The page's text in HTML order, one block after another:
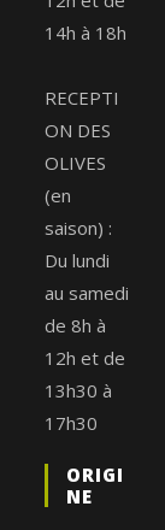
14h à 18h
RECEPTI
ON DES
OLIVES
(en
saison) :
Du lundi
au samedi
de 8h à
12h et de
13h30 à
17h30
ORIGI
NE